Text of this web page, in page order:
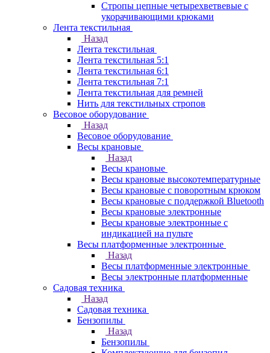
Стропы цепные четырехветвевые с
укорачивающими крюками
Лента текстильная
Назад
Лента текстильная
Лента текстильная 5:1
Лента текстильная 6:1
Лента текстильная 7:1
Лента текстильная для ремней
Нить для текстильных стропов
Весовое оборудование
Назад
Весовое оборудование
Весы крановые
Назад
Весы крановые
Весы крановые высокотемпературные
Весы крановые с поворотным крюком
Весы крановые с поддержкой Bluetooth
Весы крановые электронные
Весы крановые электронные с
индикацией на пульте
Весы платформенные электронные
Назад
Весы платформенные электронные
Весы электронные платформенные
Садовая техника
Назад
Садовая техника
Бензопилы
Назад
Бензопилы